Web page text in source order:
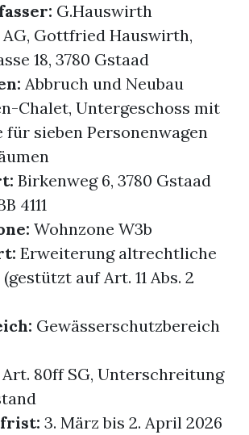
G.Hauswirth
Gottfried Hauswirth,
18, 3780 Gstaad
Abbruch und Neubau
Chalet, Untergeschoss mit
sieben Personenwagen
Birkenweg 6, 3780 Gstaad
4111
Wohnzone W3b
Erweiterung altrechtliche
auf Art. 11 Abs. 2
Gewässerschutzbereich
Art. 80ff SG, Unterschreitung
3. März bis 2. April 2026